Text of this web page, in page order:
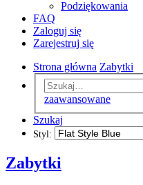
Podziękowania
FAQ
Zaloguj się
Zarejestruj się
Strona główna Zabytki
zaawansowane
Szukaj
Styl:
Zabytki